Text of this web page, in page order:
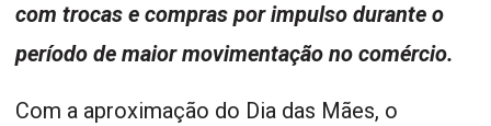
com trocas e compras por impulso durante o
período de maior movimentação no comércio.
Com a aproximação do Dia das Mães, o